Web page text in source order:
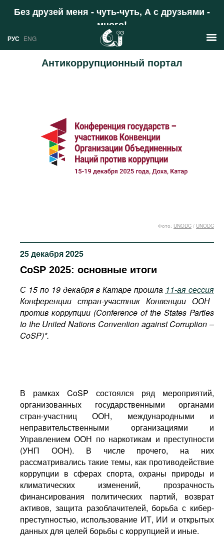
Без друзей меня - чуть-чуть, А с друзьями -
много!
Поддержать
РУС ENG
Антикоррупционный портал
Профили
Стран
Международных организаций
Ресурсы
Литература
Подкасты
Книжная полка
О проекте
25 декабря 2025
CoSP 2025: основные итоги
С 15 по 19 декабря в Катаре прошла 11-ая сессия
Конференции стран-участник Конвенции ООН
против коррупции (Conference of the States Parties
to the United Nations Convention against Corruption –
CoSP)*.
Фото: UNODC / UNODC
В рамках CoSP состоялся ряд мероприятий,
организованных государственными органами
стран-участниц ООН, международными и
неправительственными организациями и
Управлением ООН по наркотикам и преступности
(УНП ООН). В числе прочего, на них
рассматривались такие темы, как противодействие
коррупции в сферах спорта, охраны природы и
климатических изменений, прозрачность
финансирования политических партий, возврат
активов, защита разоблачителей, борьба с кибер-
преступностью, использование ИТ, ИИ и открытых
данных для целей борьбы с коррупцией и иные.